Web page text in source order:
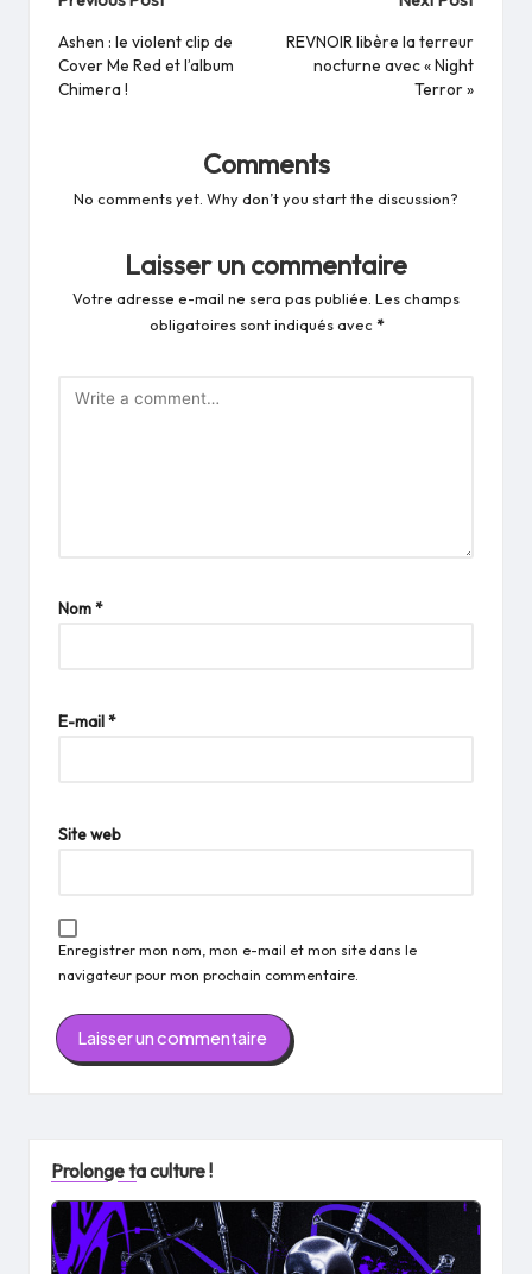
navigation
Ashen : le violent clip de
Cover Me Red et l’album
Chimera !
REVNOIR libère la terreur
nocturne avec « Night
Terror »
Comments
No comments yet. Why don’t you start the discussion?
Laisser un commentaire
Votre adresse e-mail ne sera pas publiée. Les champs
obligatoires sont indiqués avec *
Nom*
E-mail*
Site web
Enregistrer mon nom, mon e-mail et mon site dans le
navigateur pour mon prochain commentaire.
Prolonge ta culture !